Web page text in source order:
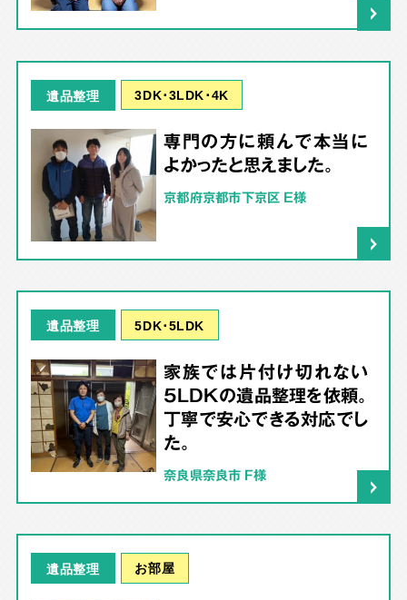
遺品整理 3DK･3LDK･4K
専門の方に頼んで本当に
よかったと思えました。
京都府京都市下京区 E様
遺品整理 5DK･5LDK
家族では片付け切れない
5LDKの遺品整理を依頼。
丁寧で安心できる対応でし
た。
奈良県奈良市 F様
遺品整理 お部屋